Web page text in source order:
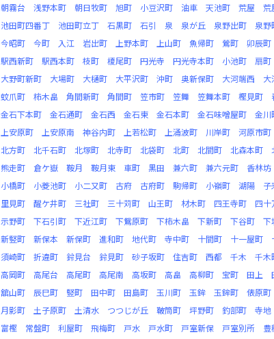
朝霧台
浅野本町 朝日牧町 旭町 小豆沢町 油車 天池町 荒屋 荒
池田町四番丁
池田町立丁 石黒町 石引 泉 泉が丘 泉野出町 泉野
今昭町
今町 入江 岩出町 上野本町 上山町 魚帰町 鶯町 卯辰町
駅西新町
駅西本町 枝町 榎尾町 円光寺 円光寺本町 小池町 扇町
大野町新町
大場町 大樋町 大平沢町 沖町 奥新保町 大河端西 大
蚊爪町
柿木畠 角間新町 角間町 笠市町 笠舞 笠舞本町 樫見町
金石下本町
金石通町 金石西 金石東 金石本町 金石味噌屋町 金川
上安原町
上安原南 神谷内町 上若松町 上涌波町 川岸町 河原市町
北方町
北千石町 北塚町 北寺町 北袋町 北町 北間町 北森本町
熊走町
倉ケ嶽 鞍月 鞍月東 車町 黒田 兼六町 兼六元町 香林坊
小橋町
小菱池町 小二又町 古府 古府町 駒帰町 小嶺町 湖陽 子
里見町
醒ケ井町 三社町 三十苅町 山王町 材木町 四王寺町 四十
示野町
下石引町 下近江町 下鴛原町 下柿木畠 下新町 下谷町 下
新竪町
新保本 新保町 進和町 地代町 寺中町 十間町 十一屋町
須崎町
折違町 鈴見台 鈴見町 砂子坂町 住吉町 西都 千木 千木
高岡町
高尾台 高尾町 高尾南 高坂町 高畠 高柳町 宝町 田上
舘山町
辰巳町 竪町 田中町 田島町 玉川町 玉鉾 玉鉾町 俵原町
月影町
土子原町 土清水 つつじが丘 鞁筒町 坪野町 釣部町 寺地
富樫
常盤町 利屋町 飛梅町 戸水 戸水町 戸室新保 戸室別所 豊